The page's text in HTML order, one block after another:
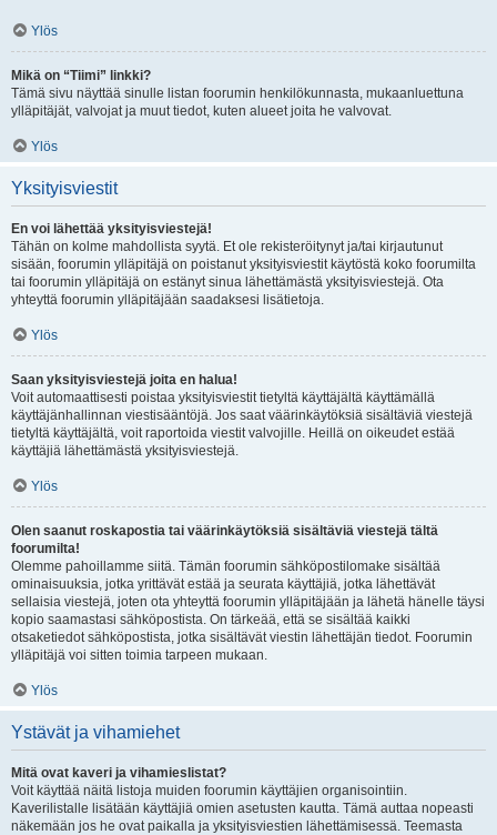
Ylös
Mikä on “Tiimi” linkki?
Tämä sivu näyttää sinulle listan foorumin henkilökunnasta, mukaanluettuna
ylläpitäjät, valvojat ja muut tiedot, kuten alueet joita he valvovat.
Ylös
Yksityisviestit
En voi lähettää yksityisviestejä!
Tähän on kolme mahdollista syytä. Et ole rekisteröitynyt ja/tai kirjautunut
sisään, foorumin ylläpitäjä on poistanut yksityisviestit käytöstä koko foorumilta
tai foorumin ylläpitäjä on estänyt sinua lähettämästä yksityisviestejä. Ota
yhteyttä foorumin ylläpitäjään saadaksesi lisätietoja.
Ylös
Saan yksityisviestejä joita en halua!
Voit automaattisesti poistaa yksityisviestit tietyltä käyttäjältä käyttämällä
käyttäjänhallinnan viestisääntöjä. Jos saat väärinkäytöksiä sisältäviä viestejä
tietyltä käyttäjältä, voit raportoida viestit valvojille. Heillä on oikeudet estää
käyttäjiä lähettämästä yksityisviestejä.
Ylös
Olen saanut roskapostia tai väärinkäytöksiä sisältäviä viestejä tältä
foorumilta!
Olemme pahoillamme siitä. Tämän foorumin sähköpostilomake sisältää
ominaisuuksia, jotka yrittävät estää ja seurata käyttäjiä, jotka lähettävät
sellaisia viestejä, joten ota yhteyttä foorumin ylläpitäjään ja lähetä hänelle täysi
kopio saamastasi sähköpostista. On tärkeää, että se sisältää kaikki
otsaketiedot sähköpostista, jotka sisältävät viestin lähettäjän tiedot. Foorumin
ylläpitäjä voi sitten toimia tarpeen mukaan.
Ylös
Ystävät ja vihamiehet
Mitä ovat kaveri ja vihamieslistat?
Voit käyttää näitä listoja muiden foorumin käyttäjien organisointiin.
Kaverilistalle lisätään käyttäjiä omien asetusten kautta. Tämä auttaa nopeasti
näkemään jos he ovat paikalla ja yksityisviestien lähettämisessä. Teemasta